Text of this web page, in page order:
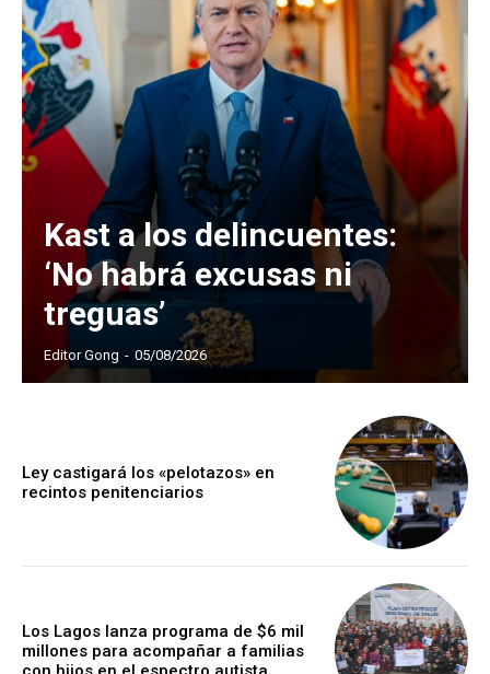
Kast a los delincuentes:
‘No habrá excusas ni
treguas’
Editor Gong - 05/08/2026
Ley castigará los «pelotazos» en
recintos penitenciarios
Los Lagos lanza programa de $6 mil
millones para acompañar a familias